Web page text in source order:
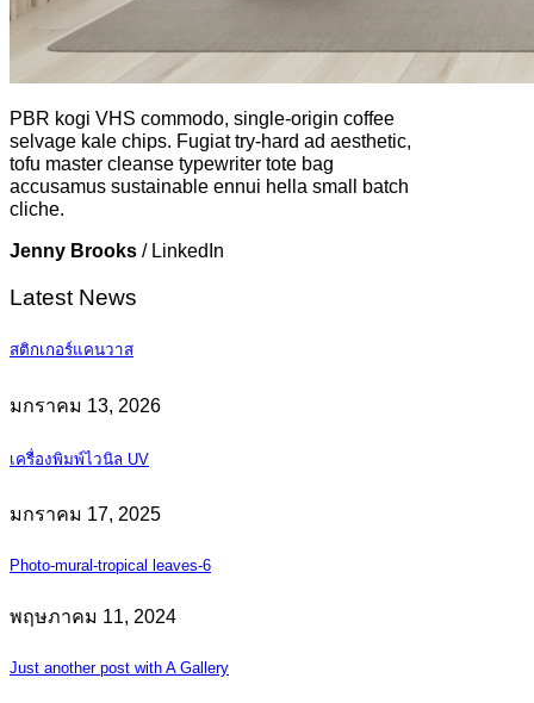
PBR kogi VHS commodo, single-origin coffee
selvage kale chips. Fugiat try-hard ad aesthetic,
tofu master cleanse typewriter tote bag
accusamus sustainable ennui hella small batch
cliche.
Jenny Brooks / LinkedIn
Latest News
สติกเกอร์แคนวาส
มกราคม 13, 2026
เครื่องพิมพ์ไวนิล UV
มกราคม 17, 2025
Photo-mural-tropical leaves-6
พฤษภาคม 11, 2024
Just another post with A Gallery